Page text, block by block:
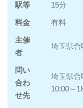
駅等
15分
料金 有料
主催
者
埼玉県合
問い
合わ
せ先
埼玉県合
10:00～